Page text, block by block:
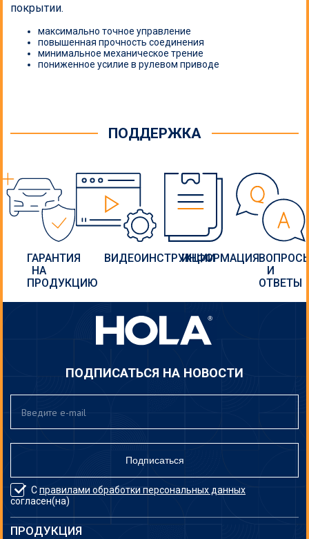
Ступицы
Комплекты ремня ГРМ
Ролики и натяжители
покрытии.
максимально точное управление
повышенная прочность соединения
минимальное механическое трение
пониженное усилие в рулевом приводе
ПОДДЕРЖКА
ГАРАНТИЯ
НА
ПРОДУКЦИЮ
ВИДЕОИНСТРУКЦИИИНФОРМАЦИЯ
И
ОТВЕТЫ
ПОДПИСАТЬСЯ НА НОВОСТИ
Подписаться
Справилами обработки персональных данных
согласен(на)
ПРОДУКЦИЯ